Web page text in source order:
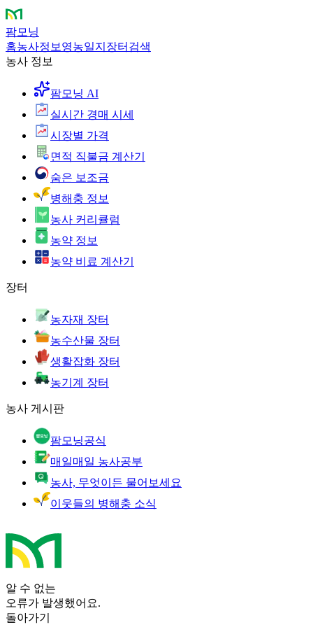
팜모닝
홈농사정보 영농일지 장터 검색
농사 정보
팜모닝 AI
실시간 경매 시세
시장별 가격
면적 직불금 계산기
숨은 보조금
병해충 정보
농사 커리큘럼
농약 정보
농약 비료 계산기
장터
농자재 장터
농수산물 장터
생활잡화 장터
농기계 장터
농사 게시판
팜모닝공식
매일매일 농사공부
농사, 무엇이든 물어보세요
이웃들의 병해충 소식
알 수 없는
오류가 발생했어요.
돌아가기